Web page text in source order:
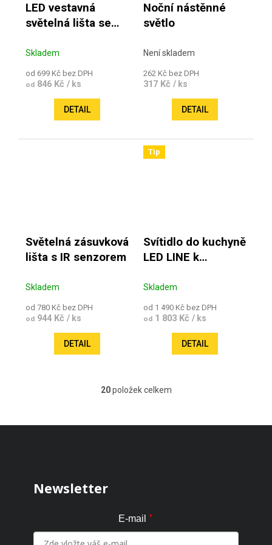
LED vestavná
světelná lišta se
Skladem
od 699 Kč bez DPH
od846 Kč / ks
DETAIL
Noční nástěnné
světlo
Není skladem
262 Kč bez DPH
317 Kč / ks
DETAIL
Světelná zásuvková
lišta s IR senzorem
Skladem
od 780 Kč bez DPH
od944 Kč / ks
DETAIL
Tip
Svítidlo do kuchyně
LED LINE k
pracovní linku
Skladem
od 1 490 Kč bez DPH
od1 803 Kč / ks
DETAIL
Ovládací prvky výpisu
20položek celkem
Newsletter
E-mail *